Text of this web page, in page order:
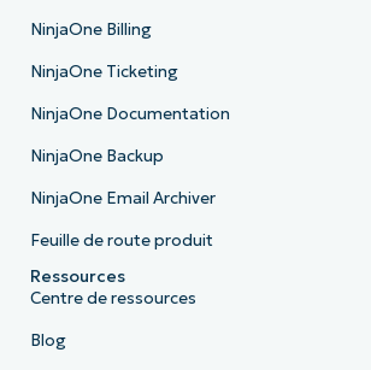
NinjaOne Billing
NinjaOne Ticketing
NinjaOne Documentation
NinjaOne Backup
NinjaOne Email Archiver
Feuille de route produit
Ressources
Centre de ressources
Blog